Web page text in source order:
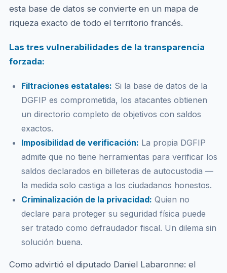
esta base de datos se convierte en un mapa de
riqueza exacto de todo el territorio francés.
Las tres vulnerabilidades de la transparencia
forzada:
Filtraciones estatales: Si la base de datos de la
DGFIP es comprometida, los atacantes obtienen
un directorio completo de objetivos con saldos
exactos.
Imposibilidad de verificación: La propia DGFIP
admite que no tiene herramientas para verificar los
saldos declarados en billeteras de autocustodia —
la medida solo castiga a los ciudadanos honestos.
Criminalización de la privacidad: Quien no
declare para proteger su seguridad física puede
ser tratado como defraudador fiscal. Un dilema sin
solución buena.
Como advirtió el diputado Daniel Labaronne: el